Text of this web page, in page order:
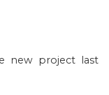
new project last